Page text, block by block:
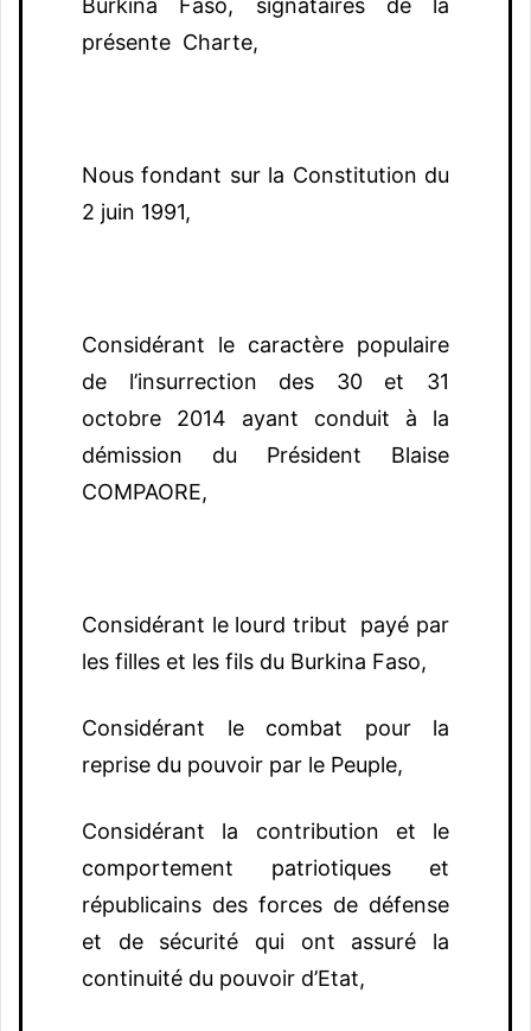
Burkina Faso, signataires de la
présente Charte,
Nous fondant sur la Constitution du
2 juin 1991,
Considérant le caractère populaire
de l’insurrection des 30 et 31
octobre 2014 ayant conduit à la
démission du Président Blaise
COMPAORE,
Considérant le lourd tribut payé par
les filles et les fils du Burkina Faso,
Considérant le combat pour la
reprise du pouvoir par le Peuple,
Considérant la contribution et le
comportement patriotiques et
républicains des forces de défense
et de sécurité qui ont assuré la
continuité du pouvoir d’Etat,